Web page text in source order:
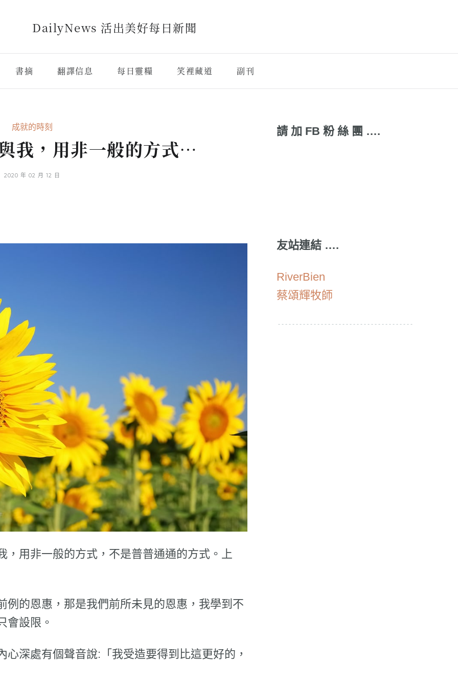
DailyNews 活出美好每日新聞
書摘 翻譯信息 每日靈糧 笑裡藏道 副刊
成就的時刻
我，用非一般的方式…
2020 年 02 月 12 日
，用非一般的方式，不是普普通通的方式。上
例的恩惠，那是我們前所未見的恩惠，我學到不
會設限。
深處有個聲音說:「我受造要得到比這更好的，
請 加 FB 粉 絲 團 ….
友站連結 ….
RiverBien
蔡頌輝牧師